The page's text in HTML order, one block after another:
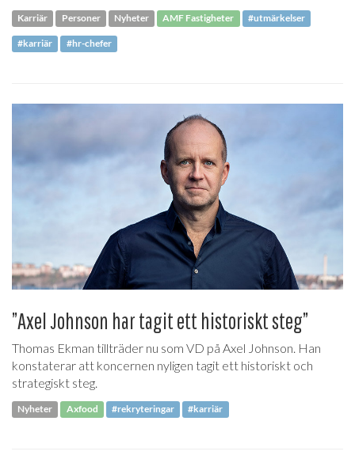
Karriär Personer Nyheter AMF Fastigheter #utmärkelser
#karriär #hr-chefer
”Axel Johnson har tagit ett historiskt steg”
Thomas Ekman tillträder nu som VD på Axel Johnson. Han
konstaterar att koncernen nyligen tagit ett historiskt och
strategiskt steg.
Nyheter Axfood #rekryteringar #karriär